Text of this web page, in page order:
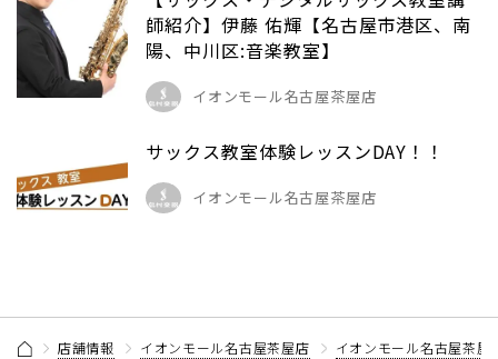
師紹介】伊藤 佑輝【名古屋市港区、南
陽、中川区:音楽教室】
イオンモール名古屋茶屋店
サックス教室体験レッスンDAY！！
イオンモール名古屋茶屋店
店舗情報 イオンモール名古屋茶屋店 イオンモール名古屋茶屋